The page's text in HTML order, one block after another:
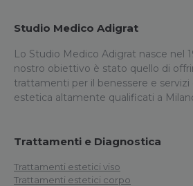
Studio Medico Adigrat
Lo Studio Medico Adigrat nasce nel
nostro obiettivo è stato quello di
trattamenti per il benessere e servizi
estetica altamente qualificati a
Trattamenti e Diagnostica
Trattamenti estetici viso
Trattamenti estetici corpo